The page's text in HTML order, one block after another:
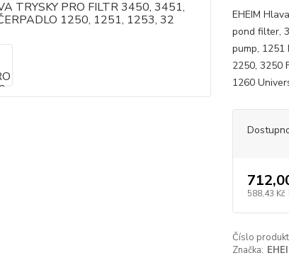
EHEIM
pond filter,
pump,
2250, 3250
1260
588,43 Kč
Číslo
Značka: